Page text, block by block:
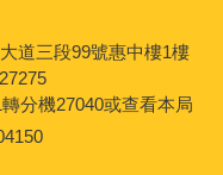
道三段99號惠中樓1樓
分機27040或查看本局